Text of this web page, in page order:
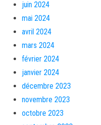
juin 2024
mai 2024
avril 2024
mars 2024
février 2024
janvier 2024
décembre 2023
novembre 2023
octobre 2023